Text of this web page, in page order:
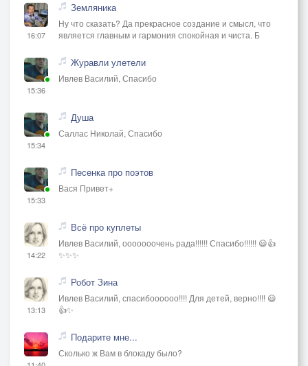
16:07
Земляника
Ну что сказать? Да прекрасное создание и смысл, что
является главным и гармония спокойная и чиста. Б
15:36
Журавли улетели
Ивлев Василий, Спасибо
15:34
Душа
Саллас Николай, Спасибо
15:33
Песенка про поэтов
Вася Привет+
14:22
Всё про куплеты
Ивлев Василий, ооооооочень рада!!!!!! Спасибо!!!!!! 😃👍
✨✨✨
13:13
Робот Зина
Ивлев Василий, спасибоооооо!!!! Для детей, верно!!!! 😃
👍✨
Подарите мне...
Сколько ж Вам в блокаду было?